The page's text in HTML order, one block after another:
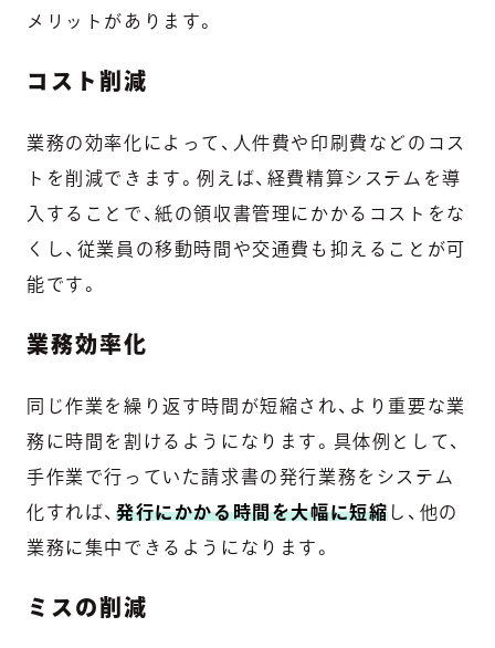
メリットがあります。
コスト削減
業務の効率化によって、人件費や印刷費などのコス
トを削減できます。例えば、経費精算システムを導
入することで、紙の領収書管理にかかるコストをな
くし、従業員の移動時間や交通費も抑えることが可
能です。
業務効率化
同じ作業を繰り返す時間が短縮され、より重要な業
務に時間を割けるようになります。具体例として、
手作業で行っていた請求書の発行業務をシステム
化すれば、 発行にかかる時間を大幅に短縮 し、他の
業務に集中できるようになります。
ミスの削減